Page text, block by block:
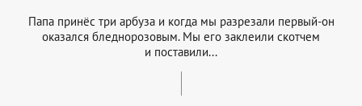
Папа принёс три арбуза и когда мы разрезали первый-он
оказался бледнорозовым. Мы его заклеили скотчем
и поставили...